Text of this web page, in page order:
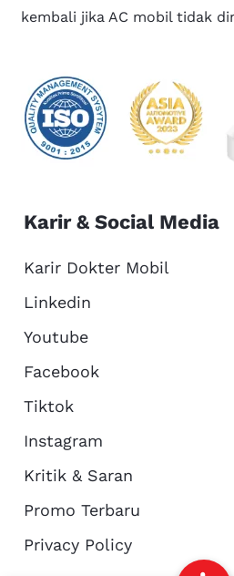
kembali jika AC mobil tidak
Karir & Social Media
Karir Dokter Mobil
Linkedin
Youtube
Facebook
Tiktok
Instagram
Kritik & Saran
Promo Terbaru
Privacy Policy